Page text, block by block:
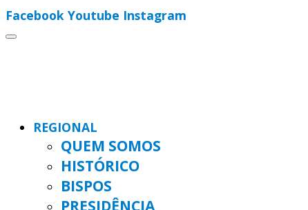
Facebook Youtube Instagram
REGIONAL
QUEM SOMOS
HISTÓRICO
BISPOS
PRESIDÊNCIA